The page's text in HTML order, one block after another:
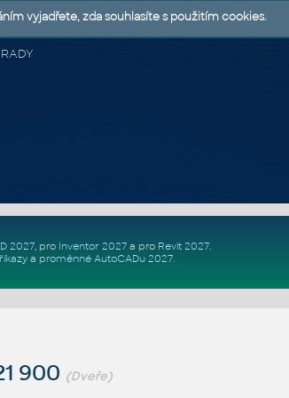
2027, pro Inventor 2027a pro Revit 2027.
a proměnné AutoCADu 2027.
900 (Dveře)
vyjadřete, zda souhlasíte s použitím cookies.